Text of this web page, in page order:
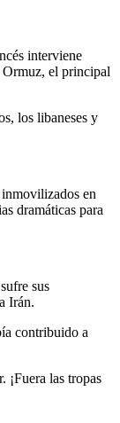
interviene
Ormuz, el principal
los libaneses y
en
dramáticas para
sus
Irán.
contribuido a
¡Fuera las tropas